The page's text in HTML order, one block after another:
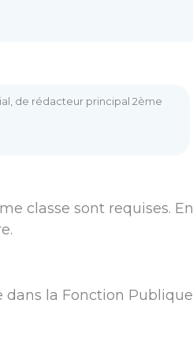
de rédacteur principal 2ème
classe sont requises. En
dans la Fonction Publique